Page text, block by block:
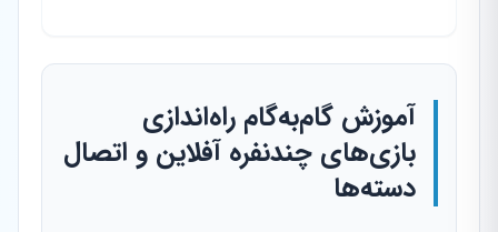
آموزش گام‌به‌گام راه‌اندازی
بازی‌های چندنفره آفلاین و اتصال
دسته‌ها